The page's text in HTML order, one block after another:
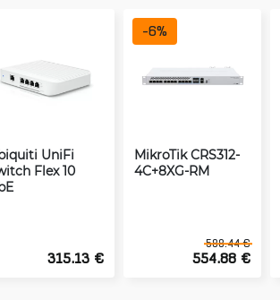
UniFi
Flex 10
315.13 €
MikroTik CRS312-
4C+8XG-RM
588.44 €
554.88 €
-6%